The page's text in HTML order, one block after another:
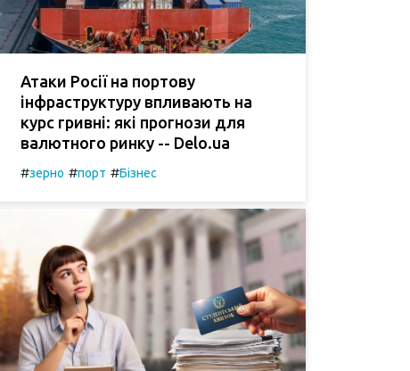
Атаки Росії на портову
інфраструктуру впливають на
курс гривні: які прогнози для
валютного ринку -- Delo.ua
#зерно #порт #Бізнес